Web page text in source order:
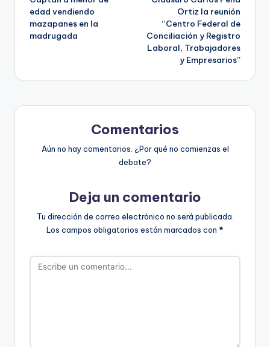
de
entradas
edad vendiendo
mazapanes en la
madrugada
Ortiz la reunión
“Centro Federal de
Conciliación y Registro
Laboral, Trabajadores
y Empresarios”
Comentarios
Aún no hay comentarios. ¿Por qué no comienzas el
debate?
Deja un comentario
Tu dirección de correo electrónico no será publicada.
Los campos obligatorios están marcados con *